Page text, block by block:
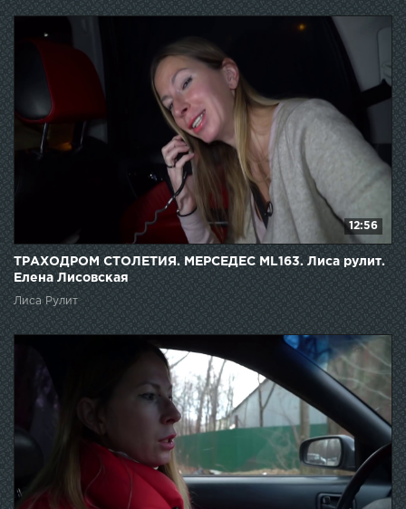
12:56
ТРАХОДРОМ СТОЛЕТИЯ. МЕРСЕДЕС ML163. Лиса рулит.
Елена Лисовская
Лиса Рулит